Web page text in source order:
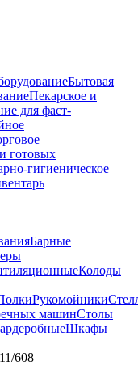
Бытовая
Пекарское и
для фаст-
готовых
гигиеническое
Барные
Колоды
Рукомойники
машинСтолы
Шкафы
608